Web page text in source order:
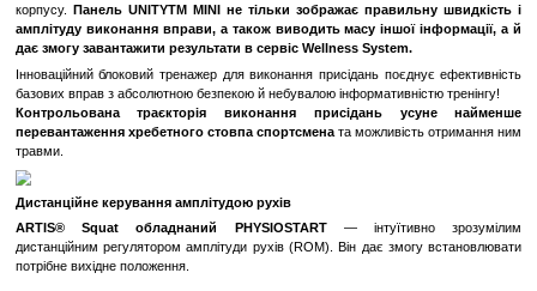
Ефективність: Точно навантажує м'язи ніг і спини,
максимальних результатів.
Комфорт і Безпека: Ергономічний дизайн і
забезпечують комфорт і безпеку під час тренувань.
Професійний Рівень: Тренажер для Присідання Technogym
ARTIS® Squat призначений для тренування чотириголових
задньої поверхні стегна. Велика платформа для ніг
можливих вправ.
Тренажер «Присідання» Technogym Squat Unity Mini